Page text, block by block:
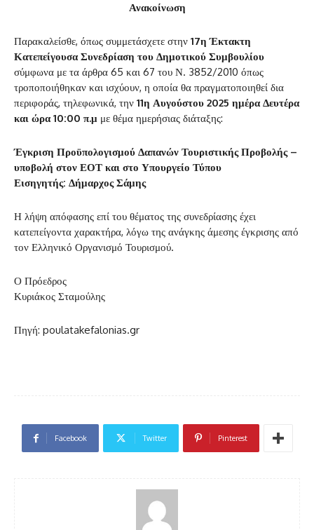
Ανακοίνωση
Παρακαλείσθε, όπως συμμετάσχετε στην 17η Έκτακτη
Κατεπείγουσα Συνεδρίαση του Δημοτικού Συμβουλίου
σύμφωνα με τα άρθρα 65 και 67 του Ν. 3852/2010 όπως
τροποποιήθηκαν και ισχύουν, η οποία θα πραγματοποιηθεί δια
περιφοράς, τηλεφωνικά, την 11η Αυγούστου 2025 ημέρα Δευτέρα
και ώρα 10:00 π.μ με θέμα ημερήσιας διάταξης:
Έγκριση Προϋπολογισμού Δαπανών Τουριστικής Προβολής –
υποβολή στον ΕΟΤ και στο Υπουργείο Τύπου
Εισηγητής: Δήμαρχος Σάμης
Η λήψη απόφασης επί του θέματος της συνεδρίασης έχει
κατεπείγοντα χαρακτήρα, λόγω της ανάγκης άμεσης έγκρισης από
τον Ελληνικό Οργανισμό Τουρισμού.
Ο Πρόεδρος
Κυριάκος Σταμούλης
Πηγή: poulatakefalonias.gr
Facebook Twitter Pinterest